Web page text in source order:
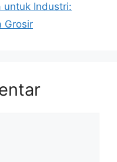
untuk Industri:
Grosir